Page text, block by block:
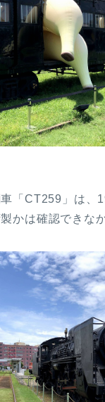
「CT259」は、
かは確認できな